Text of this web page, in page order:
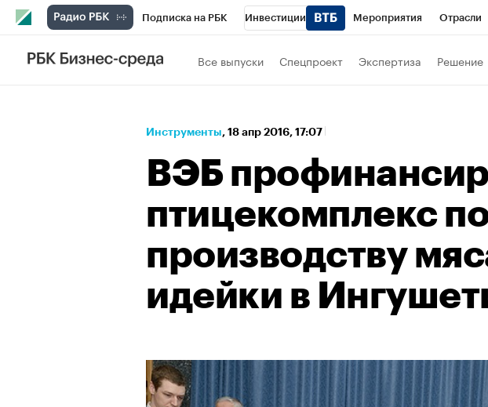
Подписка на РБК Инвестиции Мероприятия Отрасли
Спорт
Технологии и медиа
Все выпуски Спецпроект Экспертиза Решение
Инструменты⁠, 18 апр 2016, 17:07
ВЭБ
птицекомплекс
производству
идейки в